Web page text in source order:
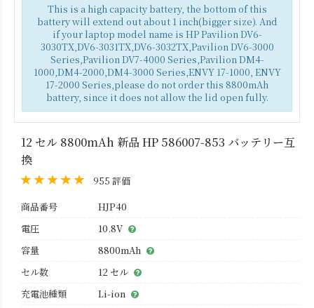
This is a high capacity battery, the bottom of this
battery will extend out about 1 inch(bigger size). And
if your laptop model name is HP Pavilion DV6-
3030TX,DV6-3031TX,DV6-3032TX,Pavilion DV6-3000
Series,Pavilion DV7-4000 Series,Pavilion DM4-
1000,DM4-2000,DM4-3000 Series,ENVY 17-1000, ENVY
17-2000 Series,please do not order this 8800mAh
battery, since it does not allow the lid open fully.
12 セル 8800mAh 新品 HP 586007-853 バッテリー互
換
955 評価
商品番号
HJP40
電圧
10.8V
容量
8800mAh
セル数
12 セル
充電池種類
Li-ion